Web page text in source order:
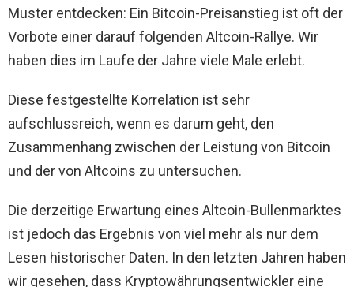
Muster entdecken: Ein Bitcoin-Preisanstieg ist oft der
Vorbote einer darauf folgenden Altcoin-Rallye. Wir
haben dies im Laufe der Jahre viele Male erlebt.
Diese festgestellte Korrelation ist sehr
aufschlussreich, wenn es darum geht, den
Zusammenhang zwischen der Leistung von Bitcoin
und der von Altcoins zu untersuchen.
Die derzeitige Erwartung eines Altcoin-Bullenmarktes
ist jedoch das Ergebnis von viel mehr als nur dem
Lesen historischer Daten. In den letzten Jahren haben
wir gesehen, dass Kryptowährungsentwickler eine